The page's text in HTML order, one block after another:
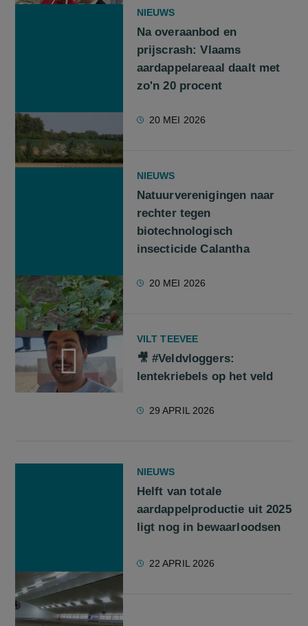
NIEUWS
Na overaanbod en
prijscrash: Vlaams
aardappelareaal daalt met
zo'n 20 procent
20 MEI 2026
NIEUWS
Natuurverenigingen naar
rechter tegen
biotechnologisch
insecticide Calantha
20 MEI 2026
VILT TEEVEE
🎥 #Veldvloggers:
lentekriebels op het veld
29 APRIL 2026
NIEUWS
Helft van totale
aardappelproductie uit 2025
ligt nog in bewaarloodsen
22 APRIL 2026